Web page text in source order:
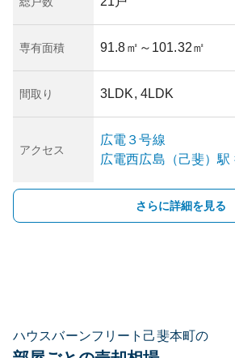
専有面積 91.8㎡ ～101.32㎡
間取り 3LDK, 4LDK
アクセス
広電３号線
広電西広島（己斐）駅
さらに詳細を見る
ハウスバーンフリート己斐本町の